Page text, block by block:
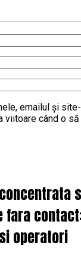
emailul și
viitoare când o
fara
operatori